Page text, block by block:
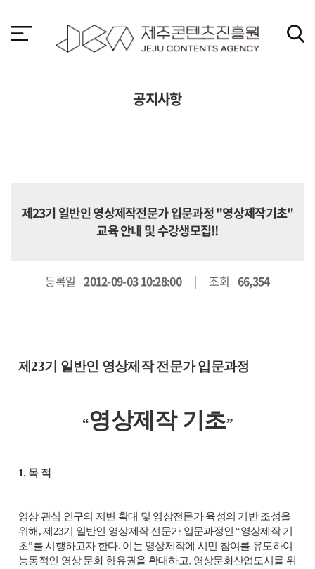
바
가
공지사항
제23기 일반인 영상제작전문가 입문과정 "영상제작기초"
교육 안내 및 수강생모집!!
등록일 2012-09-03 10:28:00 조회 66,354
제23기 일반인 영상제작 전문가 입문과정
“영상제작 기초”
1. 목 적
영상 관심 인구의 저변 확대 및 영상전문가 육성의 기반 조성을
위해, 제23기 일반인 영상제작 전문가 입문과정인 “영상제작 기
초”를 시행하고자 한다. 이는 영상제작에 시민 참여를 유도하여
능동적인 영상 문화 향유권을 확대하고, 영상문화산업도시를 위